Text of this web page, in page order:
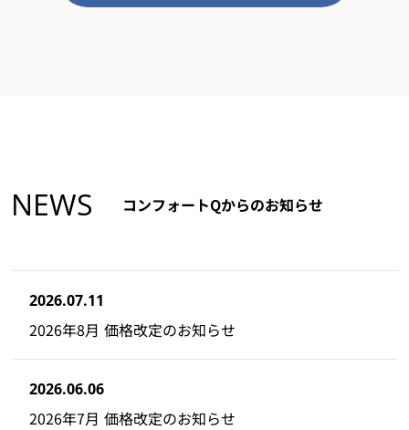
NEWS コンフォートQからのお知らせ
2026.07.11
2026年8月 価格改定のお知らせ
2026.06.06
2026年7月 価格改定のお知らせ